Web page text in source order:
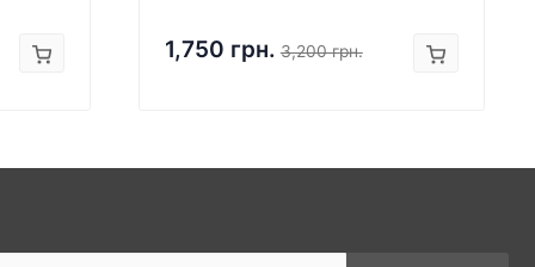
1,750 грн. 3,200 грн.